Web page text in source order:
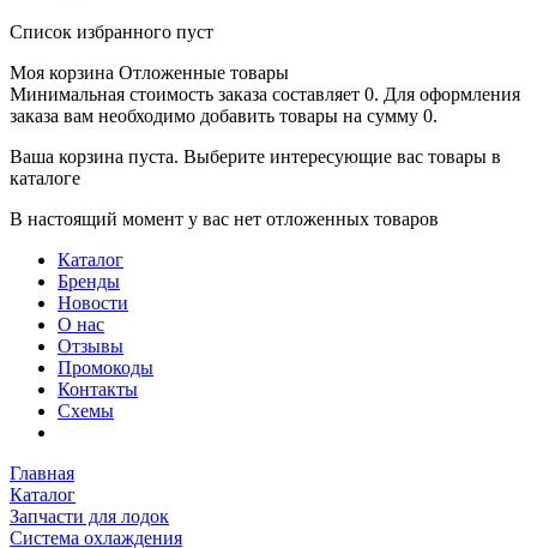
Список избранного пуст
Моя корзина Отложенные товары
Минимальная стоимость заказа составляет 0. Для оформления
заказа вам необходимо добавить товары на сумму 0.
Ваша корзина пуста. Выберите интересующие вас товары в
каталоге
В настоящий момент у вас нет отложенных товаров
Каталог
Бренды
Новости
О нас
Отзывы
Промокоды
Контакты
Схемы
Главная
Каталог
Запчасти для лодок
Система охлаждения